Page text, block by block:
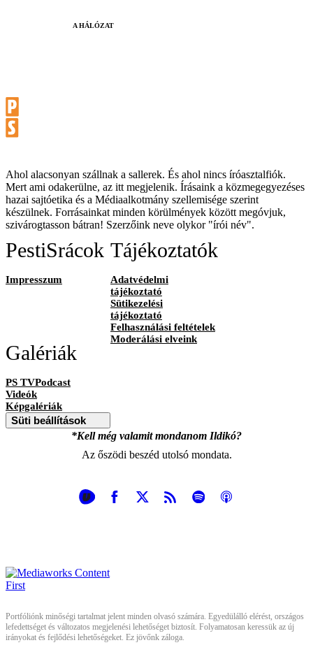
A HÁLÓZAT
Ahol alacsonyan szállnak a sallerek. És ahol nincs íróasztalfiók.
Mert ami odakerülne, az itt megjelenik. Írásaink a közmegegyezéses
hazai sajtóetika és a Médiaalkotmány szellemisége szerint
készülnek. Forrásainkat minden körülmények között megóvjuk,
szivárogtasson bátran! Szerzőink neve olykor "írói név".
PestiSrácok
Impresszum
Tájékoztatók
Adatvédelmi
tájékoztató
Sütikezelési
tájékoztató
Felhasználási feltételek
Moderálási elveink
Galériák
PS TVPodcast
Videók
Képgalériák
Süti beállítások
*Kell még valamit mondanom Ildikó?
Az őszödi beszéd utolsó mondata.
Portfóliónk minőségi tartalmat jelent minden olvasó számára. Egyedülálló elérést, országos
lefedettséget és változatos megjelenési lehetőséget biztosít. Folyamatosan keressük az új
irányokat és fejlődési lehetőségeket. Ez jövőnk záloga.